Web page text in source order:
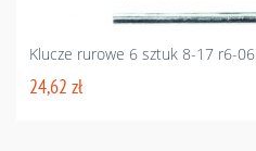
Klucze rurowe 6 sztuk 8-17 r6-06
24,62 zł